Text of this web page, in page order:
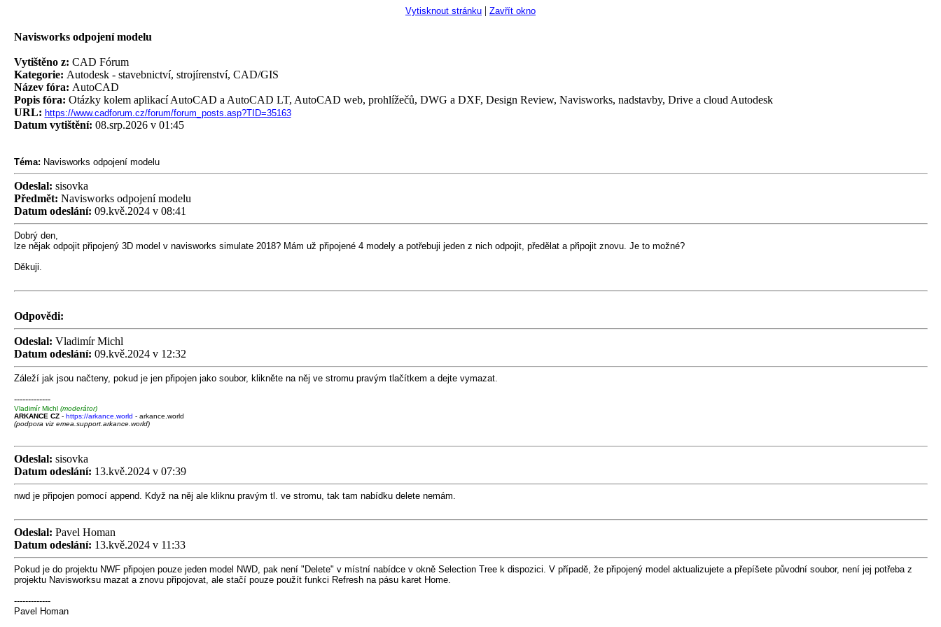
Vytisknout stránku | Zavřít okno
Navisworks odpojení modelu
Vytištěno z: CAD Fórum
Kategorie: Autodesk - stavebnictví, strojírenství, CAD/GIS
Název fóra: AutoCAD
Popis fóra: Otázky kolem aplikací AutoCAD a AutoCAD LT, AutoCAD web, prohlížečů, DWG a DXF, Design Review, Navisworks, nadstavby, Drive a cloud Autodesk
URL: https://www.cadforum.cz/forum/forum_posts.asp?TID=35163
Datum vytištění: 08.srp.2026 v 01:45
Téma: Navisworks odpojení modelu
Odeslal: sisovka
Předmět: Navisworks odpojení modelu
Datum odeslání: 09.kvě.2024 v 08:41
Dobrý den,
lze nějak odpojit připojený 3D model v navisworks simulate 2018? Mám už připojené 4 modely a potřebuji jeden z nich odpojit, předělat a připojit znovu. Je to možné?
Děkuji.
Odpovědi:
Odeslal: Vladimír Michl
Datum odeslání: 09.kvě.2024 v 12:32
Záleží jak jsou načteny, pokud je jen připojen jako soubor, klikněte na něj ve stromu pravým tlačítkem a dejte vymazat.
-------------
Vladimír Michl (moderátor)
ARKANCE CZ- https://arkance.world - arkance.world
(podpora viz emea.support.arkance.world)
Odeslal: sisovka
Datum odeslání: 13.kvě.2024 v 07:39
nwd je připojen pomocí append. Když na něj ale kliknu pravým tl. ve stromu, tak tam nabídku delete nemám.
Odeslal: Pavel Homan
Datum odeslání: 13.kvě.2024 v 11:33
Pokud je do projektu NWF připojen pouze jeden model NWD, pak není "Delete" v místní nabídce v okně Selection Tree k dispozici. V případě, že připojený model aktualizujete a přepíšete původní soubor, není jej potřeba z
projektu Navisworksu mazat a znovu připojovat, ale stačí pouze použít funkci Refresh na pásu karet Home.
-------------
Pavel Homan